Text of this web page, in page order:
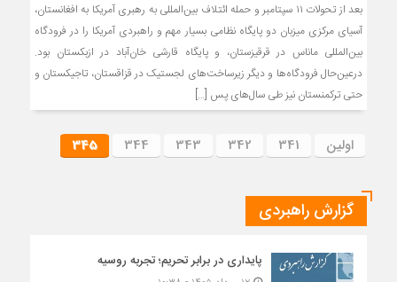
بعد از تحولات ۱۱ سپتامبر و حمله ائتلاف بین‌المللی به رهبری آمریکا به افغانستان،
آسیای مرکزی میزبان دو پایگاه نظامی بسیار مهم و راهبردی آمریکا را در فرودگاه
بین‌المللی ماناس در قرقیزستان، و پایگاه قارشی خان‌آباد در ازبکستان بود.
درعین‌حال فرودگاه‌ها و دیگر زیرساخت‌های لجستیک در قزاقستان، تاجیکستان و
حتی ترکمنستان نیز طی سال‌های پس […]
اولین 341
342
343
344
345
گزارش راهبردی
پایداری در برابر تحریم؛ تجربه روسیه